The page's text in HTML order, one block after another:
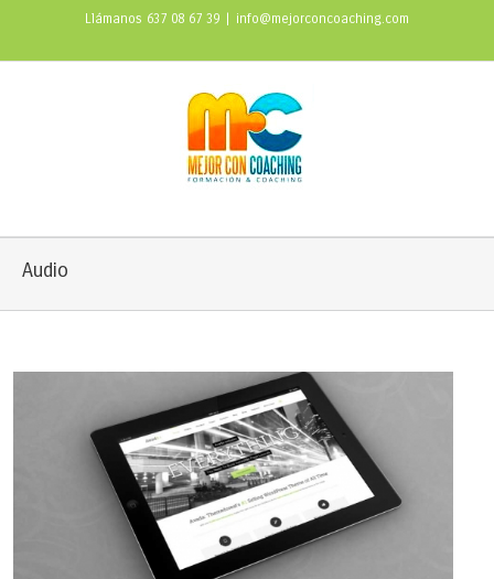
Llámanos 637 08 67 39 info@mejorconcoaching.com
Audio